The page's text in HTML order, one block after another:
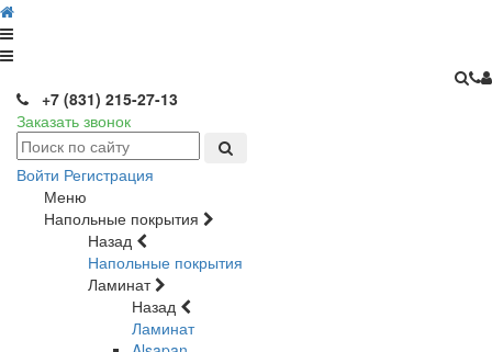
+7 (831) 215-27-13
Заказать звонок
Войти Регистрация
Меню
Напольные покрытия
Назад
Напольные покрытия
Ламинат
Назад
Ламинат